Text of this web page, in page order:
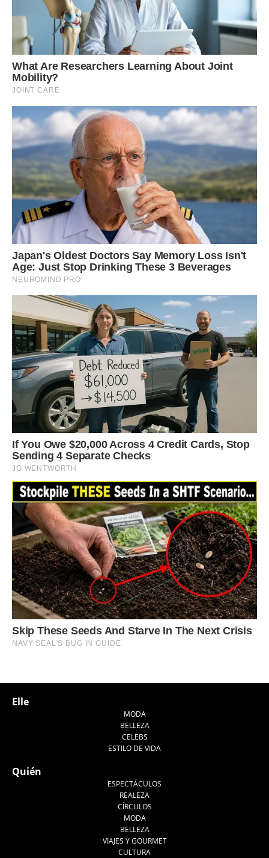
Elle
MODA
BELLEZA
CELEBS
ESTILO DE VIDA
Quién
ESPECTÁCULOS
REALEZA
CÍRCULOS
MODA
BELLEZA
VIAJES Y GOURMET
CULTURA